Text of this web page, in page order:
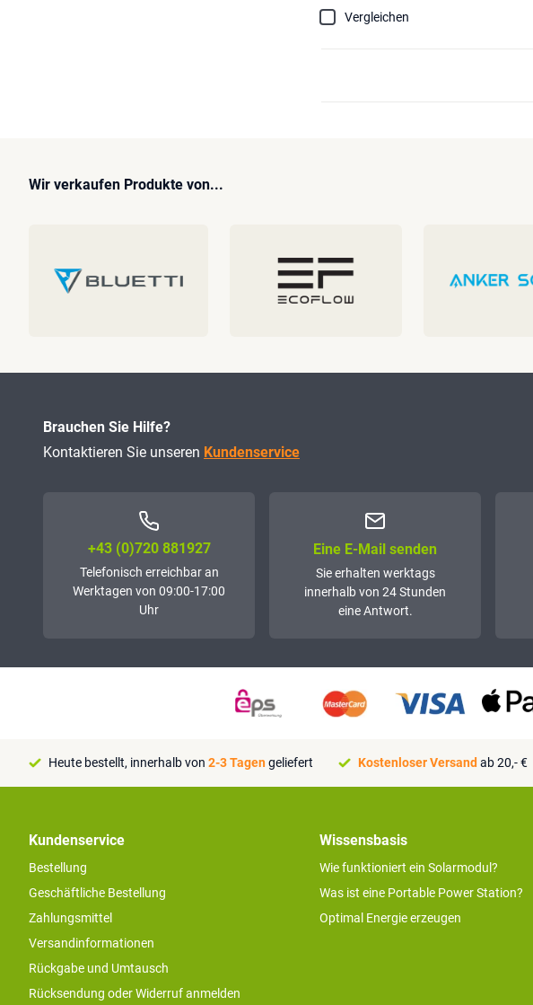
Vergleichen
Wir verkaufen Produkte von...
Brauchen Sie Hilfe?
Kontaktieren Sie unseren Kundenservice
+43 (0)72­0 881927
Telefonisch erreichbar an
Werktagen von 09:00-17:00
Uhr
Eine E-Mail senden
Sie erhalten werktags
innerhalb von 24 Stunden
eine Antwort.
Heute bestellt, innerhalb von 2-3 Tagengeliefert Kostenloser Versand ab 20,- €
Kundenservice
Bestellung
Geschäftliche Bestellung
Zahlungsmittel
Versandinformationen
Rückgabe und Umtausch
Rücksendung oder Widerruf anmelden
Wissensbasis
Wie funktioniert ein Solarmodul?
Was ist eine Portable Power Station?
Optimal Energie erzeugen